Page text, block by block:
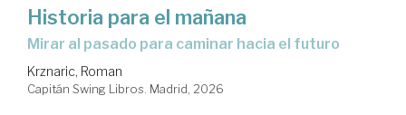
Historia para el mañana
Mirar al pasado para caminar hacia el futuro
Krznaric, Roman
Capitán Swing Libros. Madrid, 2026